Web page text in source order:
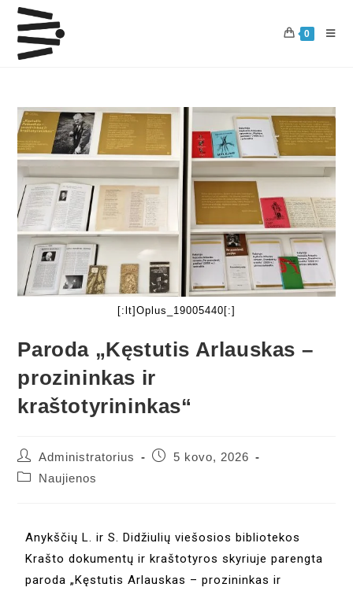
0
[:lt]Oplus_19005440[:]
Paroda „Kęstutis Arlauskas –
prozininkas ir
kraštotyrininkas“
Administratorius
5 kovo, 2026
Naujienos
Anykščių L. ir S. Didžiulių viešosios bibliotekos
Krašto dokumentų ir kraštotyros skyriuje parengta
paroda „Kęstutis Arlauskas – prozininkas ir